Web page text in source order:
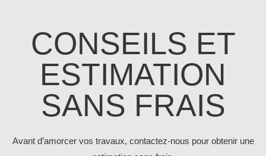
CONSEILS ET
ESTIMATION
SANS FRAIS
Avant d’amorcer vos travaux, contactez-nous pour obtenir une